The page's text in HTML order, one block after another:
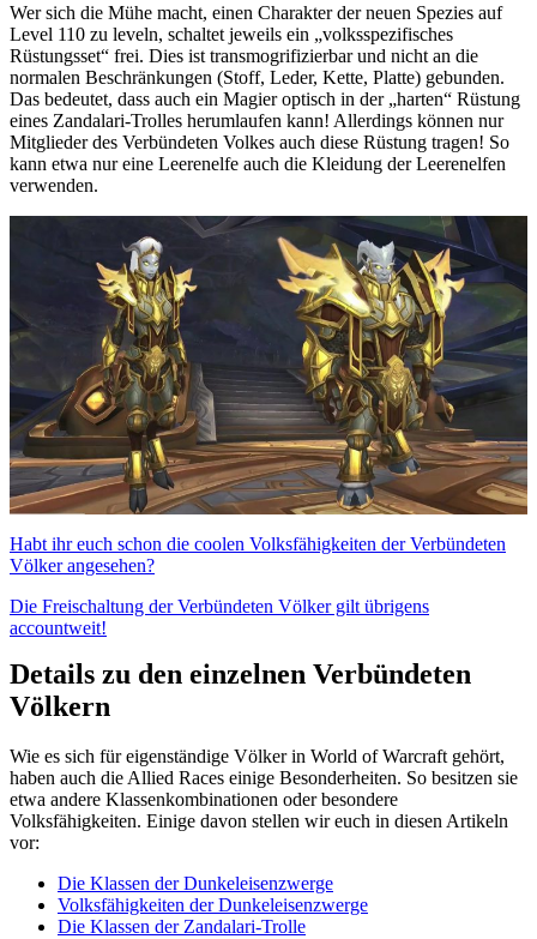
Wer sich die Mühe macht, einen Charakter der neuen Spezies auf
Level 110 zu leveln, schaltet jeweils ein „volksspezifisches
Rüstungsset“ frei. Dies ist transmogrifizierbar und nicht an die
normalen Beschränkungen (Stoff, Leder, Kette, Platte) gebunden.
Das bedeutet, dass auch ein Magier optisch in der „harten“ Rüstung
eines Zandalari-Trolles herumlaufen kann! Allerdings können nur
Mitglieder des Verbündeten Volkes auch diese Rüstung tragen! So
kann etwa nur eine Leerenelfe auch die Kleidung der Leerenelfen
verwenden.
Habt ihr euch schon die coolen Volksfähigkeiten der Verbündeten
Völker angesehen?
Die Freischaltung der Verbündeten Völker gilt übrigens
accountweit!
Details zu den einzelnen Verbündeten
Völkern
Wie es sich für eigenständige Völker in World of Warcraft gehört,
haben auch die Allied Races einige Besonderheiten. So besitzen sie
etwa andere Klassenkombinationen oder besondere
Volksfähigkeiten. Einige davon stellen wir euch in diesen Artikeln
vor:
Die Klassen der Dunkeleisenzwerge
Volksfähigkeiten der Dunkeleisenzwerge
Die Klassen der Zandalari-Trolle